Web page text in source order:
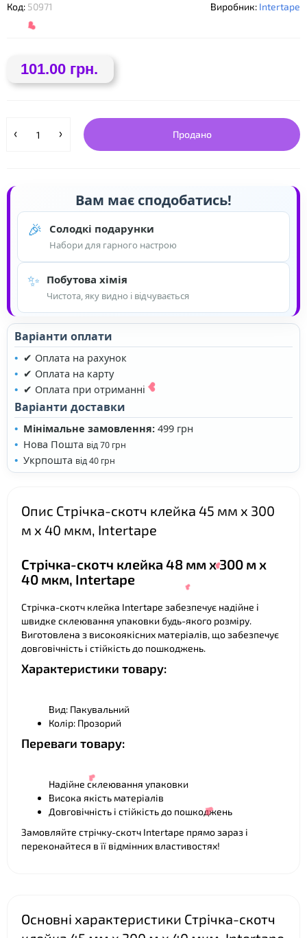
Код: 50971 Виробник: Intertape
101.00 грн.
Продано
Вам має сподобатись!
🎉 Солодкі подарунки
Набори для гарного настрою
✨ Побутова хімія
Чистота, яку видно і відчувається
Варіанти оплати
✔ Оплата на рахунок
✔ Оплата на карту
✔ Оплата при отриманні
Варіанти доставки
Мінімальне замовлення: 499 грн
Нова Пошта від 70 грн
Укрпошта від 40 грн
Опис Стрічка-скотч клейка 45 мм х 300
м х 40 мкм, Intertape
Стрічка-скотч клейка 48 мм х 300 м х
40 мкм, Intertape
Стрічка-скотч клейка Intertape забезпечує надійне і
швидке склеювання упаковки будь-якого розміру.
Виготовлена з високоякісних матеріалів, що забезпечує
довговічність і стійкість до пошкоджень.
Характеристики товару:
Вид: Пакувальний
Колір: Прозорий
Переваги товару:
Надійне склеювання упаковки
Висока якість матеріалів
Довговічність і стійкість до пошкоджень
Замовляйте стрічку-скотч Intertape прямо зараз і
переконайтеся в її відмінних властивостях!
Основні характеристики Стрічка-скотч